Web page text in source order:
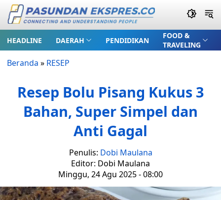
HEADLINE DAERAH PENDIDIKAN
FOOD &
TRAVELING
Beranda » RESEP
Resep Bolu Pisang Kukus 3
Bahan, Super Simpel dan
Anti Gagal
Penulis: Dobi Maulana
Editor: Dobi Maulana
Minggu, 24 Agu 2025 - 08:00